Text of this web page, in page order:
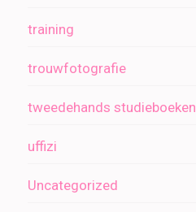
training
trouwfotografie
tweedehands studieboeken
uffizi
Uncategorized